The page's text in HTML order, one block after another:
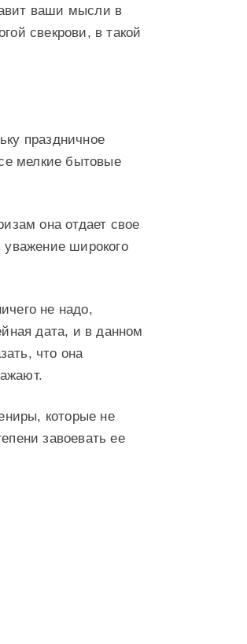
ваши мысли в
свекрови, в такой
праздничное
мелкие бытовые
она отдает свое
широкого
не надо,
дата, и в данном
что она
которые не
завоевать ее